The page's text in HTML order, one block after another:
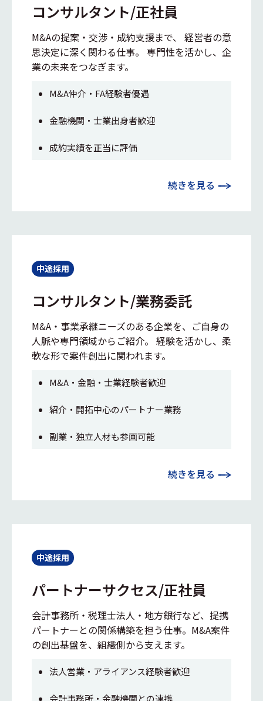
コンサルタント/正社員
M&Aの提案・交渉・成約支援まで、 経営者の意
思決定に深く関わる仕事。 専門性を活かし、企
業の未来をつなぎます。
M&A仲介・FA経験者優遇
金融機関・士業出身者歓迎
成約実績を正当に評価
続きを見る
中途採用
コンサルタント/業務委託
M&A・事業承継ニーズのある企業を、ご自身の
人脈や専門領域からご紹介。 経験を活かし、柔
軟な形で案件創出に関われます。
M&A・金融・士業経験者歓迎
紹介・開拓中心のパートナー業務
副業・独立人材も参画可能
続きを見る
中途採用
パートナーサクセス/正社員
会計事務所・税理士法人・地方銀行など、提携
パートナーとの関係構築を担う仕事。M&A案件
の創出基盤を、組織側から支えます。
法人営業・アライアンス経験者歓迎
会計事務所・金融機関との連携